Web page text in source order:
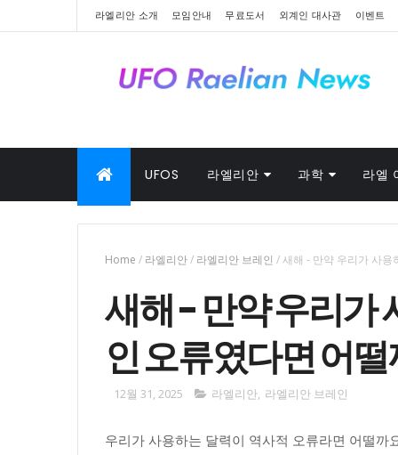
라엘리안 소개 모임안내 무료도서 외계인 대사관 이벤트
UFOS 라엘리안 과학 라엘
Home / 라엘리안/ 라엘리안 브레인 /새해 - 만약 우리가 사용
새해 - 만약 우리가
인 오류였다면 어
12월 31, 2025 라엘리안, 라엘리안 브레인
우리가 사용하는 달력이 역사적 오류라면 어떨까